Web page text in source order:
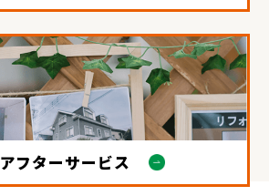
アフターサービス